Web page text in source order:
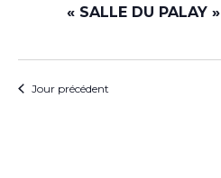
« SALLE DU PALAY »
Jour précédent